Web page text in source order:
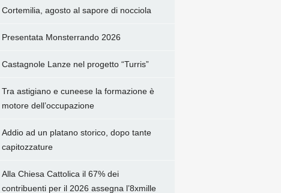
Cortemilia, agosto al sapore di nocciola
Presentata Monsterrando 2026
Castagnole Lanze nel progetto “Turris”
Tra astigiano e cuneese la formazione è
motore dell’occupazione
Addio ad un platano storico, dopo tante
capitozzature
Alla Chiesa Cattolica il 67% dei
contribuenti per il 2026 assegna l’8xmille